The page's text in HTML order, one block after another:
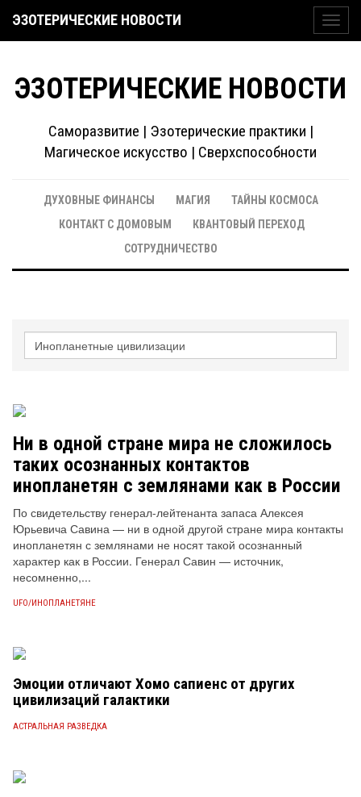
ЭЗОТЕРИЧЕСКИЕ НОВОСТИ
ЭЗОТЕРИЧЕСКИЕ НОВОСТИ
Саморазвитие | Эзотерические практики |
Магическое искусство | Сверхспособности
ДУХОВНЫЕ ФИНАНСЫ МАГИЯ
ТАЙНЫ КОСМОСА
КОНТАКТ С ДОМОВЫМ
КВАНТОВЫЙ ПЕРЕХОД
СОТРУДНИЧЕСТВО
Ни в одной стране мира не сложилось
таких осознанных контактов
инопланетян с землянами как в России
По свидетельству генерал-лейтенанта запаса Алексея
Юрьевича Савина — ни в одной другой стране мира контакты
инопланетян с землянами не носят такой осознанный
характер как в России. Генерал Савин — источник,
несомненно,...
UFO/ИНОПЛАНЕТЯНЕ
Эмоции отличают Хомо сапиенс от других
цивилизаций галактики
АСТРАЛЬНАЯ РАЗВЕДКА